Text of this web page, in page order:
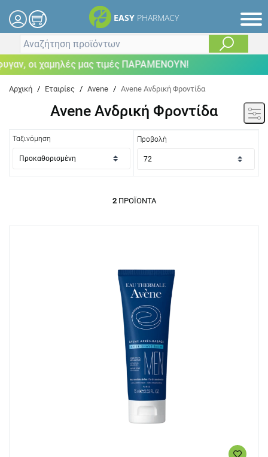
EASY PHARMACY
οι χαμηλές μας τιμές ΠΑΡΑΜΕΝΟΥΝ!
Αρχική / Εταιρίες / Avene / Avene Ανδρική Φροντίδα
Avene Ανδρική Φροντίδα
Ταξινόμηση Προβολή
2ΠΡΟΪΌΝΤΑ